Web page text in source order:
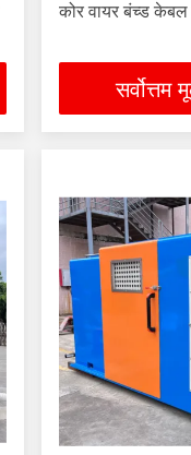
कोर वायर बंच्ड
सर्वोत्तम